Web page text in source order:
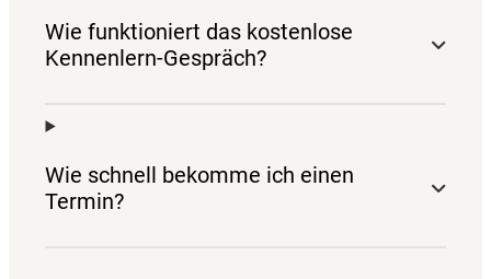
Wie funktioniert das kostenlose
Kennenlern-Gespräch?
Wie schnell bekomme ich einen
Termin?